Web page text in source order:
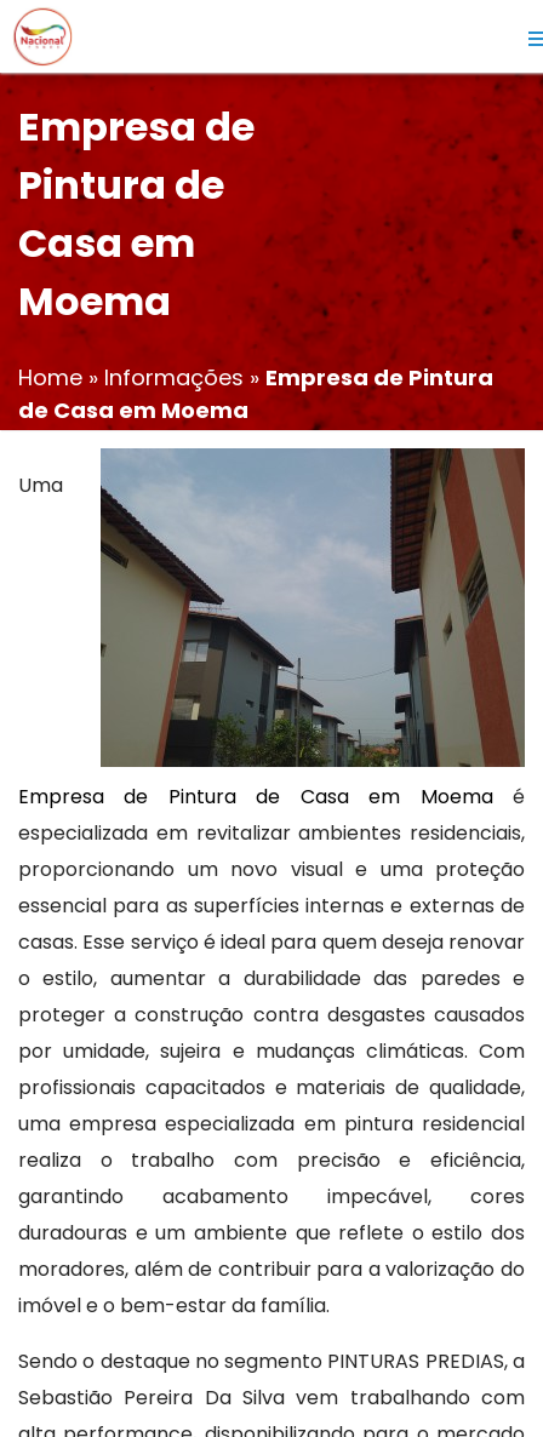
Empresa de
Pintura de
Casa em
Moema
Home » Informações » Empresa de Pintura
de Casa em Moema
Uma
Empresa de Pintura de Casa em Moemaé
especializada em revitalizar ambientes residenciais,
proporcionando um novo visual e uma proteção
essencial para as superfícies internas e externas de
casas. Esse serviço é ideal para quem deseja renovar
o estilo, aumentar a durabilidade das paredes e
proteger a construção contra desgastes causados
por umidade, sujeira e mudanças climáticas. Com
profissionais capacitados e materiais de qualidade,
uma empresa especializada em pintura residencial
realiza o trabalho com precisão e eficiência,
garantindo acabamento impecável, cores
duradouras e um ambiente que reflete o estilo dos
moradores, além de contribuir para a valorização do
imóvel e o bem-estar da família.
Sendo o destaque no segmento PINTURAS PREDIAS, a
Sebastião Pereira Da Silva vem trabalhando com